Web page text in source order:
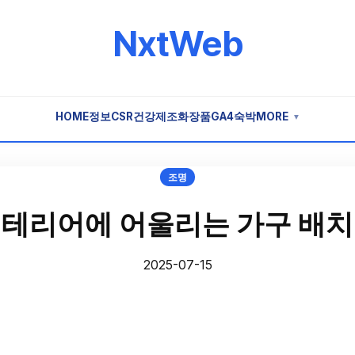
NxtWeb
HOME정보CSR건강제조화장품GA4숙박MORE ▼
조명
리어에 어울리는 가구 배
2025-07-15